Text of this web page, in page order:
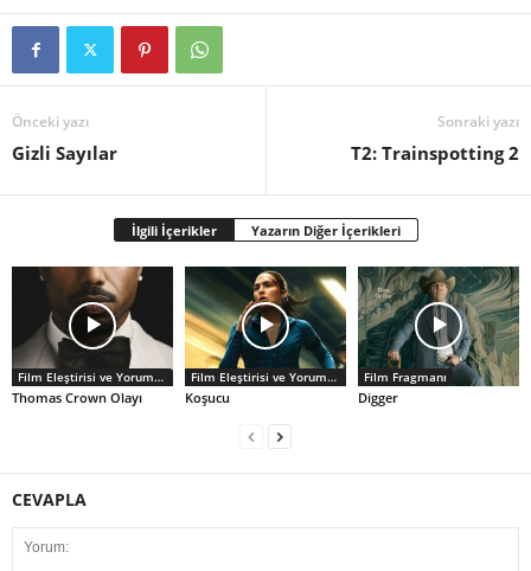
Önceki yazı
Gizli Sayılar
Sonraki yazı
T2: Trainspotting 2
İlgili İçerikler Yazarın Diğer İçerikleri
Film Eleştirisi ve Yorumlar
Thomas Crown Olayı
Film Eleştirisi ve Yorumlar
Koşucu
Film Fragmanı
Digger
CEVAPLA